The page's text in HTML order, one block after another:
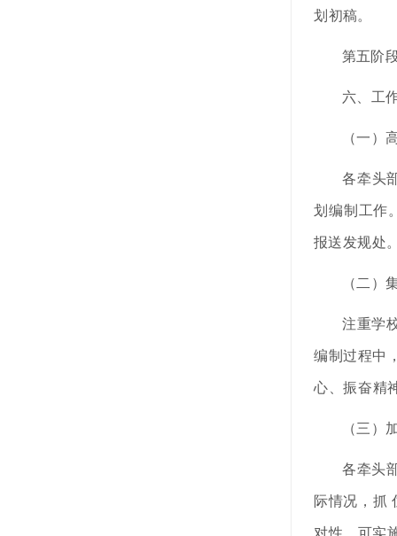
划初稿。
第五阶
六、工
（一）
各牵头
划编制 工作
报送发规处
（二）
注重学
编制过程中
心、振奋精
（三）
各牵头
际情况，抓
对性、可实